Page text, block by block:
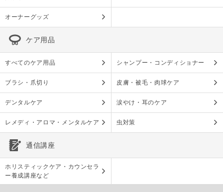
オーナーグッズ
ケア用品
すべてのケア用品 シャンプー・コンディショナー
ブラシ・爪切り 皮膚・被毛・肉球ケア
デンタルケア 涙やけ・耳のケア
レメディ・アロマ・メンタルケア 虫対策
通信講座
ホリスティックケア・カウンセラ
ー養成講座など